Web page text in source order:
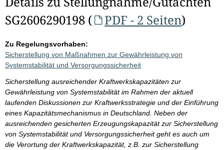
SG2606290198 (
PDF - 2 Seiten)
Zu Regelungsvorhaben:
Sicherstellung von Maßnahmen zur Gewährleistung von
Systemstabilität und Versorgungssicherheit
Sicherstellung ausreichender Kraftwerkskapazitäten zur
Gewährleistung von Systemstabilität im Rahmen der aktuell
laufenden Diskussionen zur Kraftwerksstrategie und der Einführung
eines Kapazitätsmechanismus in Deutschland. Neben der
ausreichenden gesicherten Erzeugungskapazität zur Sicherstellung
von Systemstabilität und Versorgungssicherheit geht es auch um
die Verortung der Kraftwerkskapazität, z.B. zur Sicherstellung